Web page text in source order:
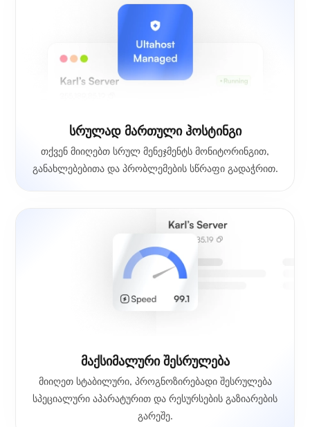
სრულად მართული ჰოსტინგი
თქვენ მიიღებთ სრულ მენეჯმენტს მონიტორინგით,
განახლებებითა და პრობლემების სწრაფი გადაჭრით.
მაქსიმალური შესრულება
მიიღეთ სტაბილური, პროგნოზირებადი შესრულება
სპეციალური აპარატურით და რესურსების გაზიარების
გარეშე.